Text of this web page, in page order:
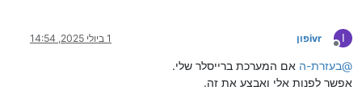
I
מנותק
ivrפון 1 ביולי 2025, 14:54
@בעזרת-ה אם המערכת ברייסלר שלי.
אפשר לפנות אלי ואבצע את זה.